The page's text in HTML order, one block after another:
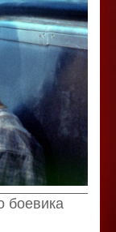
боевика